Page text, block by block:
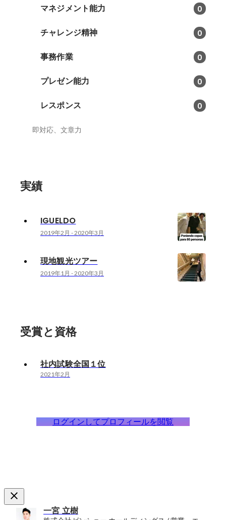
マネジメント能力 0
チャレンジ精神 0
事務作業 0
プレゼン能力 0
レスポンス 0
即対応、文章力
実績
IGUELDO
2019年2月 -2020年3月
現地観光ツアー
2019年1月 -2020年3月
受賞と資格
社内試験全国１位
2021年2月
ログインしてプロフィールを閲覧
一宮 立樹